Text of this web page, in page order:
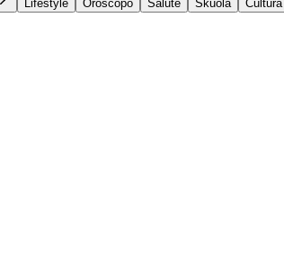
Lifestyle Oroscopo Salute Skuola Cultura